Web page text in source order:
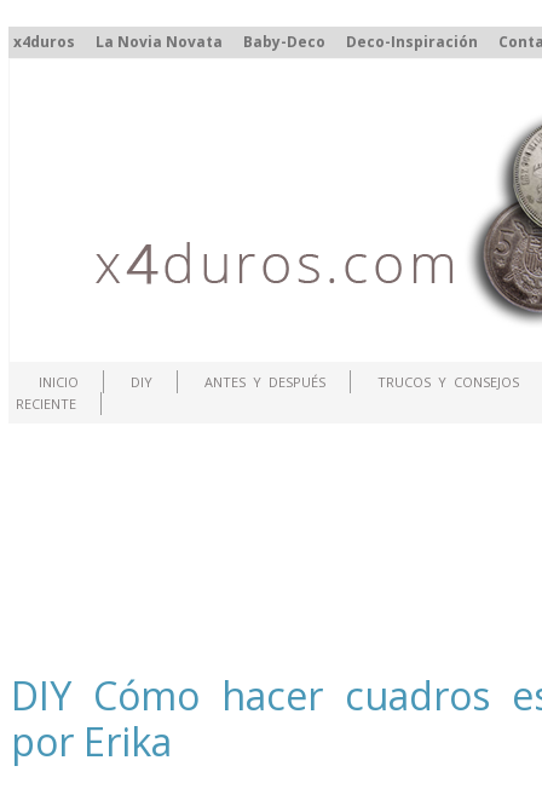
x4duros La Novia Novata Baby-Deco Deco-Inspiración
INICIO DIY ANTES Y DESPUÉS
TRUCOS Y CONSEJOS
RECIENTE
DIY Cómo hacer cuadros
por Erika